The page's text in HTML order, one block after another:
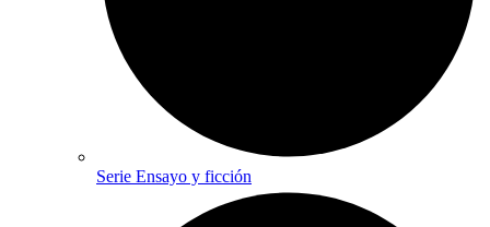
Serie Ensayo y ficción